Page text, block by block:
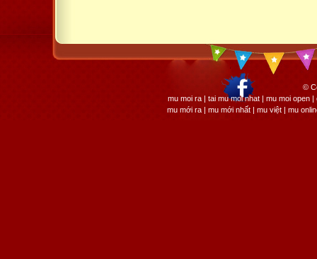
©
mu moi ra | tai mu moi nhat | mu moi open
mu mới ra | mu mới nhất | mu việt | mu